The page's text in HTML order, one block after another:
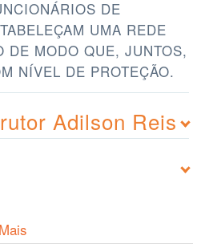
DE
UMA REDE
DE MODO QUE, JUNTOS,
NÍVEL DE PROTEÇÃO.
Adilson Reis